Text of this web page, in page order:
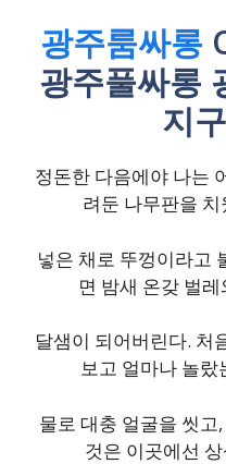
광주룸싸롱
광주풀싸롱
지
정돈한 다음에야 나는
려둔 나무판을
넣은 채로 뚜껑이라고
면 밤새 온갖 벌
달샘이 되어버린다. 처
보고 얼마나 놀랐
물로 대충 얼굴을 씻
것은 이곳에선